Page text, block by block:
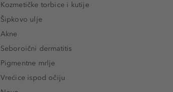
Kozmetičke torbice i kutije
Šipkovo ulje
Akne
Seboroični dermatitis
Pigmentne mrlje
Vrećice ispod očiju